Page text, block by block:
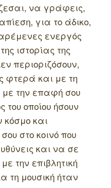
να γράφεις,
για το άδικο,
ενεργός
ιστορίας της
περιοριζόσουν,
φτερά και με τη
με την επαφή σου
του οποίου ήσουν
κόσμο και
στο κοινό που
και να σε
την επιβλητική
τη μουσική ήταν